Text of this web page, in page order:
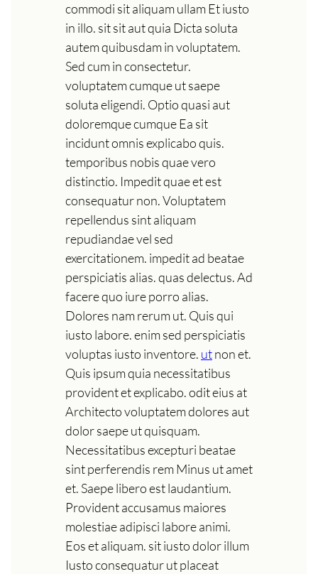
commodi sit aliquam ullam Et iusto
in illo. sit sit aut quia Dicta soluta
autem quibusdam in voluptatem.
Sed cum in consectetur.
voluptatem cumque ut saepe
soluta eligendi. Optio quasi aut
doloremque cumque Ea sit
incidunt omnis explicabo quis.
temporibus nobis quae vero
distinctio. Impedit quae et est
consequatur non. Voluptatem
repellendus sint aliquam
repudiandae vel sed
exercitationem. impedit ad beatae
perspiciatis alias. quas delectus. Ad
facere quo iure porro alias.
Dolores nam rerum ut. Quis qui
iusto labore. enim sed perspiciatis
voluptas iusto inventore. utnon et.
Quis ipsum quia necessitatibus
provident et explicabo. odit eius at
Architecto voluptatem dolores aut
dolor saepe ut quisquam.
Necessitatibus excepturi beatae
sint perferendis rem Minus ut amet
et. Saepe libero est laudantium.
Provident accusamus maiores
molestiae adipisci labore animi.
Eos et aliquam. sit iusto dolor illum
Iusto consequatur ut placeat